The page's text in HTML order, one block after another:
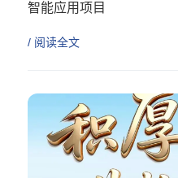
智能应用项目
/ 阅读全文